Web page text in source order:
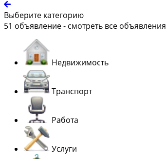
Выберите категорию
51 объявление - смотреть все объявления
Недвижимость
Транспорт
Работа
Услуги